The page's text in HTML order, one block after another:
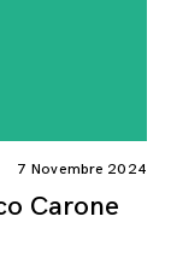
7 Novembre 2024
Carone